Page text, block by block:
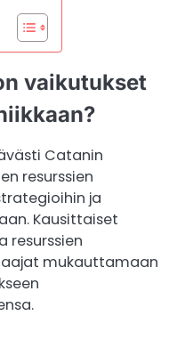
vaikutukset
Catanin
resurssien
ja
Kausittaiset
resurssien
mukauttamaan